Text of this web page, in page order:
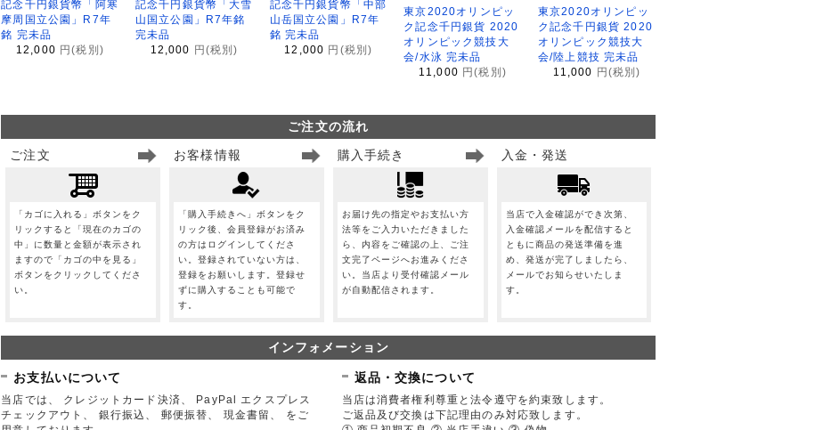
記念千円銀貨幣「阿寒
摩周国立公園」R7年
銘 完未品
12,000 円(税別)
記念千円銀貨幣「大雪
山国立公園」R7年銘
完未品
12,000
円(税別)
記念千円銀貨幣「中部
山岳国立公園」R7年
銘 完未品
12,000 円(税別)
東京2020オリンピッ
ク記念千円銀貨 2020
オリンピック競技大
会/水泳 完未品
11,000 円(税別)
東京2020オリンピッ
ク記念千円銀貨 2020
オリンピック競技大
会/陸上競技 完未品
11,000
円(税別)
ご注文の流れ
ご注文
「カゴに入れる」ボタンをク
リックすると「現在のカゴの
中」に数量と金額が表示され
ますので「カゴの中を見る」
ボタンをクリックしてくださ
い。
お客様情報
「購入手続きへ」ボタンをク
リック後、会員登録がお済み
の方はログインしてくださ
い。登録されていない方は、
登録をお願いします。登録せ
ずに購入することも可能で
す。
購入手続き
お届け先の指定やお支払い方
法等をご入力いただきました
ら、内容をご確認の上、ご注
文完了ページへお進みくださ
い。当店より受付確認メール
が自動配信されます。
入金・発送
当店で入金確認ができ次第、
入金確認メールを配信すると
ともに商品の発送準備を進
め、発送が完了しましたら、
メールでお知らせいたしま
す。
インフォメーション
お支払いについて
当店では、 クレジットカード決済、 PayPal エクスプレス
チェックアウト、 銀行振込、 郵便振替、 現金書留、 をご
返品・交換について
当店は消費者権利尊重と法令遵守を約束致します。
ご返品及び交換は下記理由のみ対応致します。